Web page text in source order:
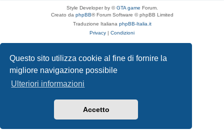
Questo sito utilizza cookie al fine di fornire la
migliore navigazione possibile
Ulteriori informazioni
Accetto
Style Developer by ©GTA game Forum.
Creato da phpBB® Forum Software © phpBB Limited
Traduzione Italiana phpBB-Italia.it
Privacy | Condizioni